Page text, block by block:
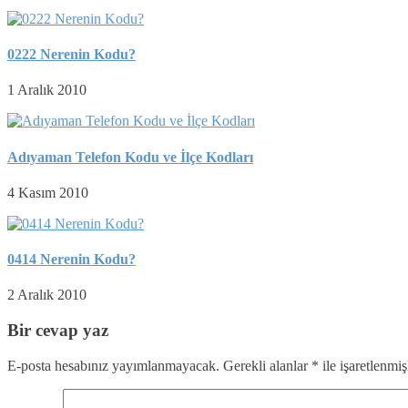
0222 Nerenin Kodu?
1 Aralık 2010
Adıyaman Telefon Kodu ve İlçe Kodları
4 Kasım 2010
0414 Nerenin Kodu?
2 Aralık 2010
Bir cevap yaz
E-posta hesabınız yayımlanmayacak. Gerekli alanlar * ile